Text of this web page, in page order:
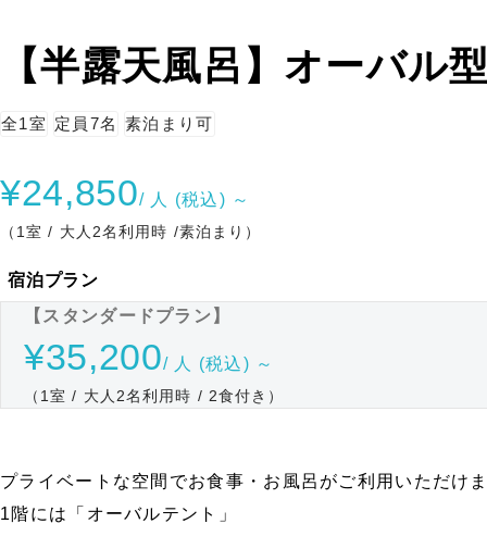
【半露天風呂】オーバル
全1室 定員7名 素泊まり可
¥24,850/ 人 (税込) ～
（1室 / 大人2名利用時 /素泊まり）
宿泊プラン
【スタンダードプラン】
¥35,200/ 人 (税込) ～
（1室 / 大人2名利用時 / 2食付き）
プライベートな空間でお食事・お風呂がご利用いただけま
1階には「オーバルテント」